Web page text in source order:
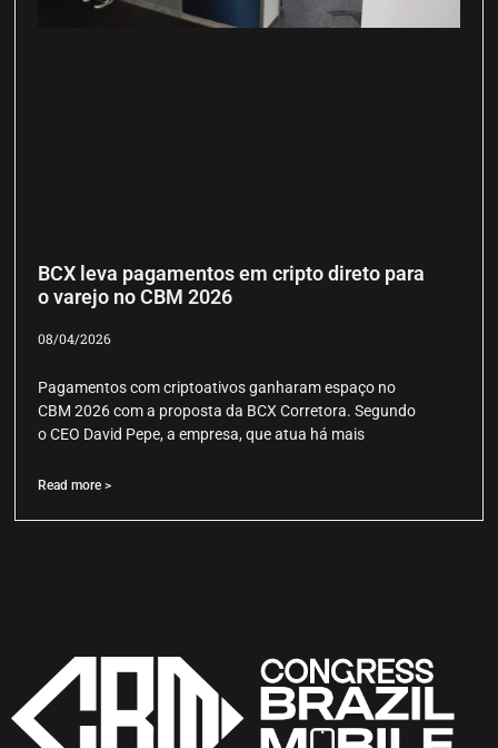
BCX leva pagamentos em cripto direto para
o varejo no CBM 2026
08/04/2026
Pagamentos com criptoativos ganharam espaço no
CBM 2026 com a proposta da BCX Corretora. Segundo
o CEO David Pepe, a empresa, que atua há mais
Read more >